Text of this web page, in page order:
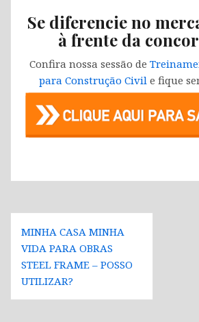
Se diferencie no
à frente da
Confira nossa sessão de
para Construção Civile fique
Navegação
de
Post
MINHA CASA MINHA
VIDA PARA OBRAS
STEEL FRAME – POSSO
UTILIZAR?